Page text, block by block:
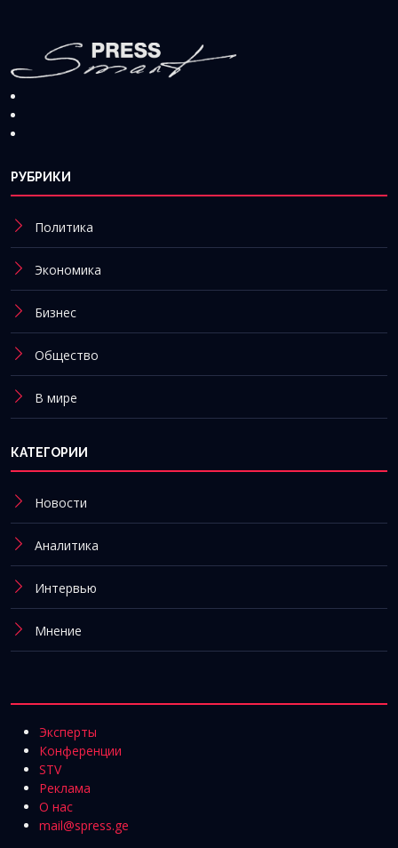
РУБРИКИ
Политика
Экономика
Бизнес
Общество
В мире
КАТЕГОРИИ
Новости
Аналитика
Интервью
Мнение
Эксперты
Конференции
STV
Реклама
О нас
mail@spress.ge